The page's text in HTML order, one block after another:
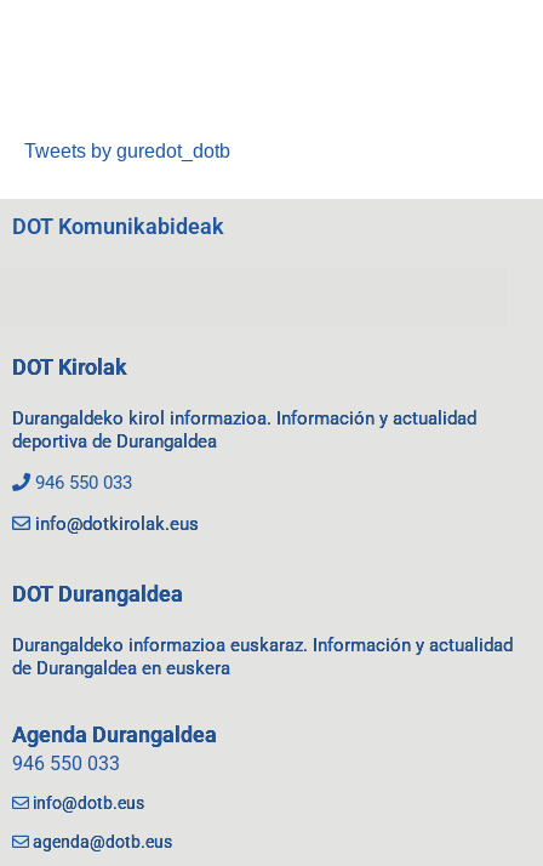
Tweets by guredot_dotb
DOT Komunikabideak
DOT Kirolak
Durangaldeko kirol informazioa. Información y actualidad
deportiva de Durangaldea
946 550 033
info@dotkirolak.eus
DOT Durangaldea
Durangaldeko informazioa euskaraz. Información y actualidad
de Durangaldea en euskera
Agenda Durangaldea
946 550 033
info@dotb.eus
agenda@dotb.eus